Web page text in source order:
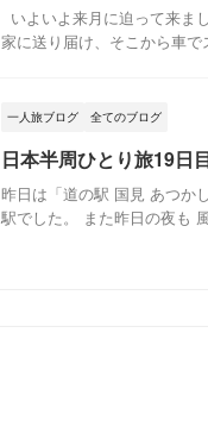
いよいよ来月に迫って来ま
家に送り届け、そこから車
一人旅ブログ 全てのブログ
日本半周ひとり旅19日
昨日は「道の駅 国見 あつか
駅でした。 また昨日の夜も